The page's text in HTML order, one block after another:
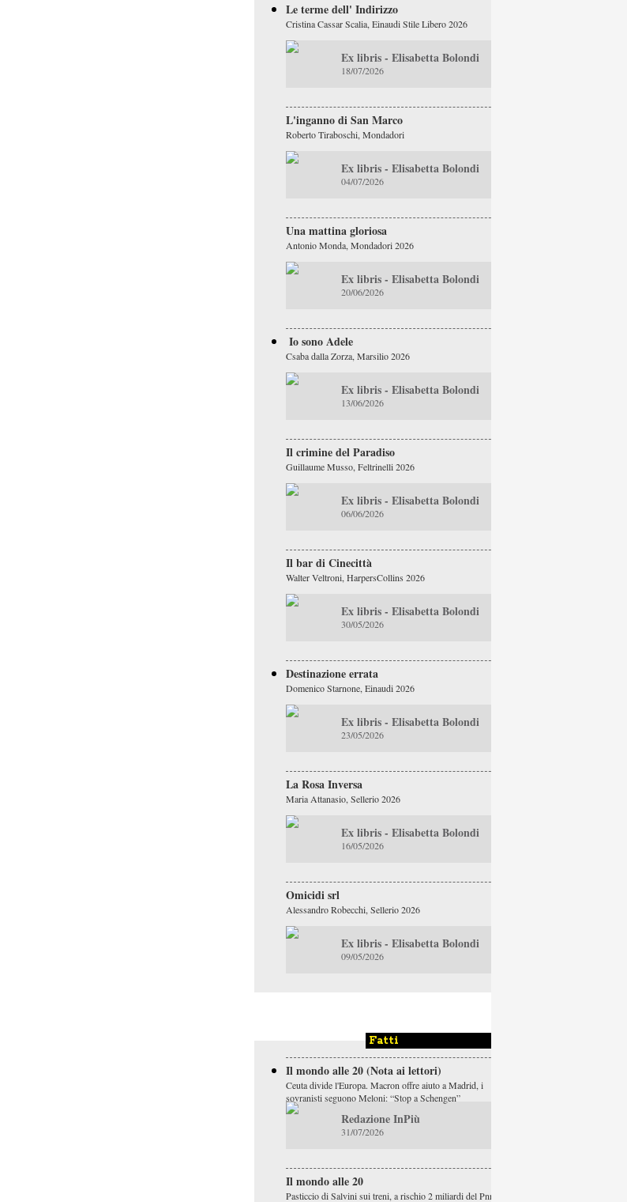
Le terme dell' Indirizzo
Cristina Cassar Scalia, Einaudi Stile Libero 2026
Ex libris - Elisabetta Bolondi
18/07/2026
L'inganno di San Marco
Roberto Tiraboschi, Mondadori
Ex libris - Elisabetta Bolondi
04/07/2026
Una mattina gloriosa
Antonio Monda, Mondadori 2026
Ex libris - Elisabetta Bolondi
20/06/2026
Io sono Adele
Csaba dalla Zorza, Marsilio 2026
Ex libris - Elisabetta Bolondi
13/06/2026
Il crimine del Paradiso
Guillaume Musso, Feltrinelli 2026
Ex libris - Elisabetta Bolondi
06/06/2026
Il bar di Cinecittà
Walter Veltroni, HarpersCollins 2026
Ex libris - Elisabetta Bolondi
30/05/2026
Destinazione errata
Domenico Starnone, Einaudi 2026
Ex libris - Elisabetta Bolondi
23/05/2026
La Rosa Inversa
Maria Attanasio, Sellerio 2026
Ex libris - Elisabetta Bolondi
16/05/2026
Omicidi srl
Alessandro Robecchi, Sellerio 2026
Ex libris - Elisabetta Bolondi
09/05/2026
Fatti
Il mondo alle 20 (Nota ai lettori)
Ceuta divide l'Europa. Macron offre aiuto a Madrid, i
sovranisti seguono Meloni: “Stop a Schengen”
Redazione InPiù
31/07/2026
Il mondo alle 20
Pasticcio di Salvini sui treni, a rischio 2 miliardi del Pnrr.